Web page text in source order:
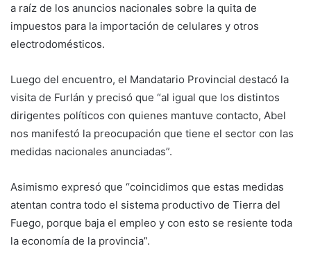
a raíz de los anuncios nacionales sobre la quita de
impuestos para la importación de celulares y otros
electrodomésticos.
Luego del encuentro, el Mandatario Provincial destacó la
visita de Furlán y precisó que “al igual que los distintos
dirigentes políticos con quienes mantuve contacto, Abel
nos manifestó la preocupación que tiene el sector con las
medidas nacionales anunciadas”.
Asimismo expresó que “coincidimos que estas medidas
atentan contra todo el sistema productivo de Tierra del
Fuego, porque baja el empleo y con esto se resiente toda
la economía de la provincia”.